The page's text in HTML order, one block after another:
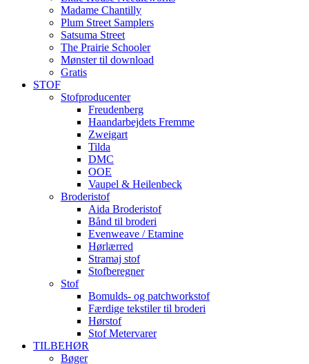
Madame Chantilly
Plum Street Samplers
Satsuma Street
The Prairie Schooler
Mønster til download
Gratis
STOF
Stofproducenter
Freudenberg
Haandarbejdets Fremme
Zweigart
Tilda
DMC
OOE
Vaupel & Heilenbeck
Broderistof
Aida Broderistof
Bånd til broderi
Evenweave / Etamine
Hørlærred
Stramaj stof
Stofberegner
Stof
Bomulds- og patchworkstof
Færdige tekstiler til broderi
Hørstof
Stof Metervarer
TILBEHØR
Bøger